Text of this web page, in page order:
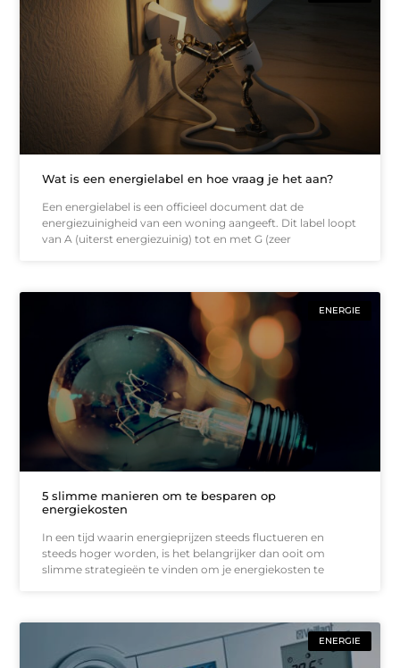
Wat is een energielabel en hoe vraag je het aan?
Een energielabel is een officieel document dat de
energiezuinigheid van een woning aangeeft. Dit label loopt
van A (uiterst energiezuinig) tot en met G (zeer
ENERGIE
5 slimme manieren om te besparen op
energiekosten
In een tijd waarin energieprijzen steeds fluctueren en
steeds hoger worden, is het belangrijker dan ooit om
slimme strategieën te vinden om je energiekosten te
ENERGIE